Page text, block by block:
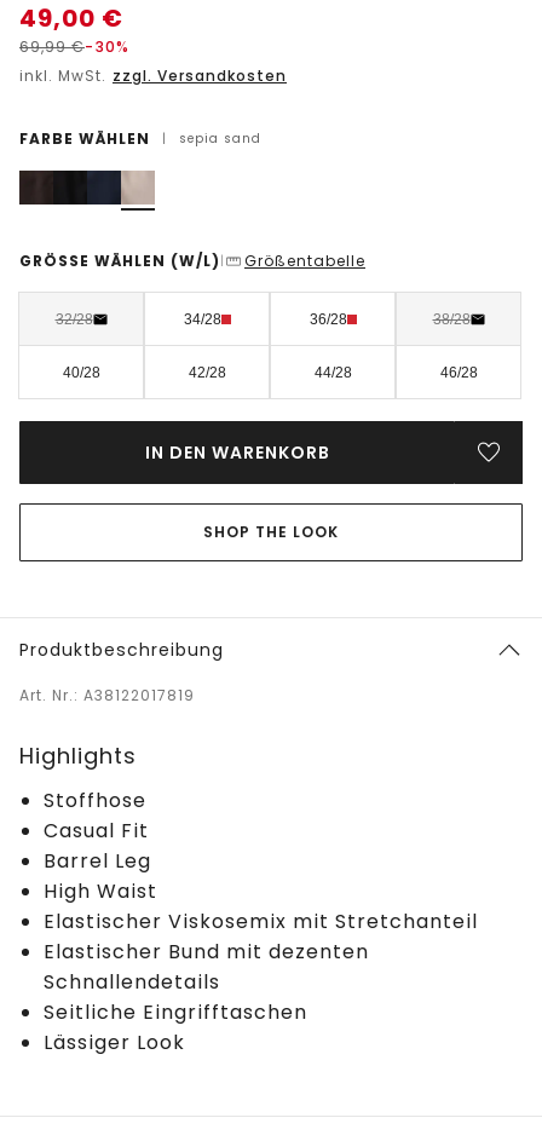
49,00 €
69,99€-30%
inkl. MwSt. zzgl. Versandkosten
FARBE WÄHLEN | sepia sand
GRÖSSE WÄHLEN (W/L) | Größentabelle
32/28 34/28 36/28 38/28
40/28 42/28 44/28 46/28
IN DEN WARENKORB
SHOP THE LOOK
Produktbeschreibung
Art. Nr.: A38122017819
Highlights
Stoffhose
Casual Fit
Barrel Leg
High Waist
Elastischer Viskosemix mit Stretchanteil
Elastischer Bund mit dezenten
Schnallendetails
Seitliche Eingrifftaschen
Lässiger Look